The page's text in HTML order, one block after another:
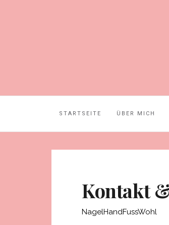
STARTSEITE ÜBER MICH
Kontakt
NagelHandFussWohl